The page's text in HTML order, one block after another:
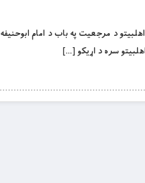
د مرجعيت په باب د امام ابوحنيفه
سره د اړيکو […]